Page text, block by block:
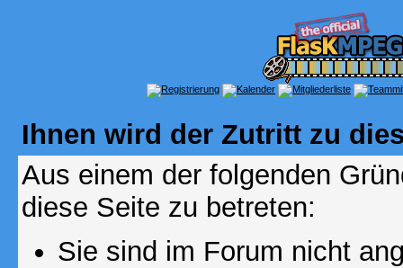
Ihnen wird der Zutritt zu
Aus einem der folgenden
diese Seite zu betreten:
Sie sind im Forum nicht